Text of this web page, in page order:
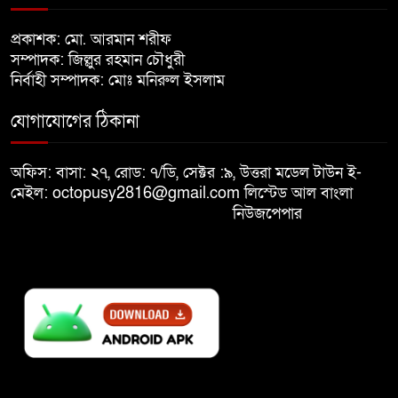
মমতার গাড়িতে ইট-কাদা-জুতা
নিক্ষেপ
৯
১০
প্রকাশক: মো. আরমান শরীফ
সম্পাদক: জিল্লুর রহমান চৌধুরী
নির্বাহী সম্পাদক: মোঃ মনিরুল ইসলাম
যোগাযোগের ঠিকানা
অফিস: বাসা: ২৭, রোড: ৭/ডি, সেক্টর :৯, উত্তরা মডেল টাউন ই-
মেইল: octopusy2816@gmail.comলিস্টেড আল বাংলা
নিউজপেপার